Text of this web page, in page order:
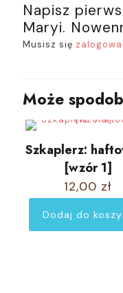
Napisz
Maryi.
Musisz się
Może
Szkaplerz:
[wzór 1]
12,00 zł
Dodaj do